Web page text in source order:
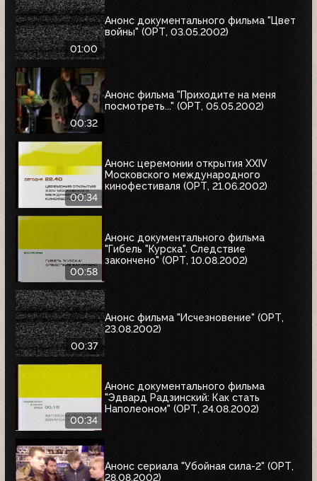
01:00
Анонс документального фильма "Цвет
войны" (ОРТ, 03.05.2002)
00:32
Анонс фильма "Приходите на меня
посмотреть..." (ОРТ, 05.05.2002)
00:34
Анонс церемонии открытия XXIV
Московского международного
кинофестиваля (ОРТ, 21.06.2002)
00:58
Анонс документального фильма
"Гибель "Курска". Следствие
закончено" (ОРТ, 10.08.2002)
00:37
Анонс фильма "Исчезновение" (ОРТ,
23.08.2002)
00:34
Анонс документального фильма
"Эдвард Радзинский: Как стать
Наполеоном" (ОРТ, 24.08.2002)
Анонс сериала "Убойная сила-2" (ОРТ,
28.08.2002)